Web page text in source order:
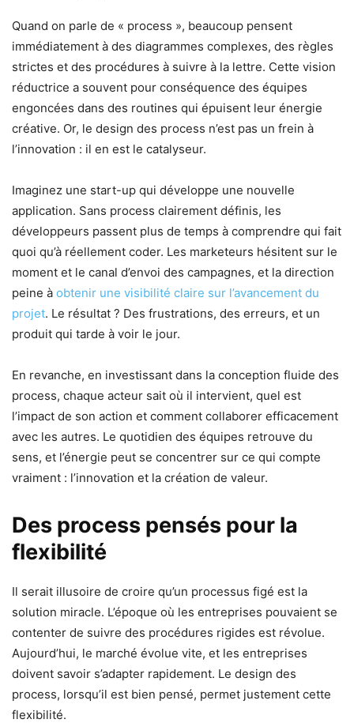
Quand on parle de « process », beaucoup pensent
immédiatement à des diagrammes complexes, des règles
strictes et des procédures à suivre à la lettre. Cette vision
réductrice a souvent pour conséquence des équipes
engoncées dans des routines qui épuisent leur énergie
créative. Or, le design des process n’est pas un frein à
l’innovation : il en est le catalyseur.
Imaginez une start-up qui développe une nouvelle
application. Sans process clairement définis, les
développeurs passent plus de temps à comprendre qui fait
quoi qu’à réellement coder. Les marketeurs hésitent sur le
moment et le canal d’envoi des campagnes, et la direction
peine à obtenir une visibilité claire sur l’avancement du
projet. Le résultat ? Des frustrations, des erreurs, et un
produit qui tarde à voir le jour.
En revanche, en investissant dans la conception fluide des
process, chaque acteur sait où il intervient, quel est
l’impact de son action et comment collaborer efficacement
avec les autres. Le quotidien des équipes retrouve du
sens, et l’énergie peut se concentrer sur ce qui compte
vraiment : l’innovation et la création de valeur.
Des process pensés pour la
flexibilité
Il serait illusoire de croire qu’un processus figé est la
solution miracle. L’époque où les entreprises pouvaient se
contenter de suivre des procédures rigides est révolue.
Aujourd’hui, le marché évolue vite, et les entreprises
doivent savoir s’adapter rapidement. Le design des
process, lorsqu’il est bien pensé, permet justement cette
flexibilité.